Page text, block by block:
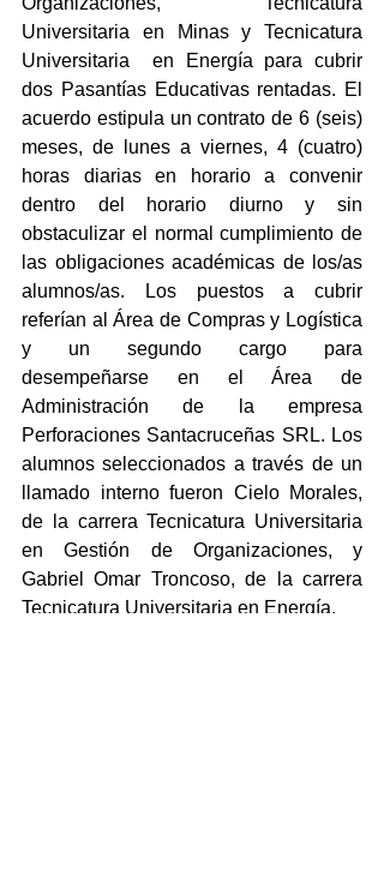
Universitaria en Minas y Tecnicatura
Universitaria  en Energía para cubrir
dos Pasantías Educativas rentadas. El
acuerdo estipula un contrato de 6 (seis)
meses, de lunes a viernes, 4 (cuatro)
horas diarias en horario a convenir
dentro del horario diurno y sin
obstaculizar el normal cumplimiento de
las obligaciones académicas de los/as
alumnos/as. Los puestos a cubrir
referían al Área de Compras y Logística
y un segundo cargo para
desempeñarse en el Área de
Administración de la empresa
Perforaciones Santacruceñas SRL. Los
alumnos seleccionados a través de un
llamado interno fueron Cielo Morales,
de la carrera Tecnicatura Universitaria
en Gestión de Organizaciones, y
Gabriel Omar Troncoso, de la carrera
Tecnicatura Universitaria en Energía.